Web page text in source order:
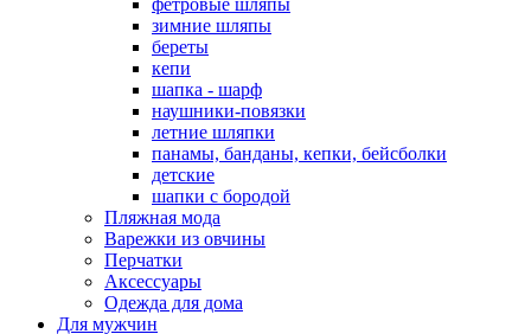
зимние шляпы
береты
кепи
шапка - шарф
наушники-повязки
летние шляпки
панамы, банданы, кепки, бейсболки
детские
шапки с бородой
Пляжная мода
Варежки из овчины
Перчатки
Аксессуары
Одежда для дома
Для мужчин